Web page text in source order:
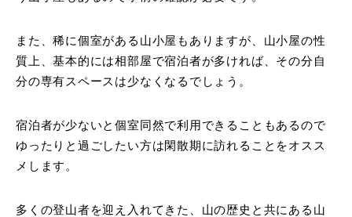
また、稀に個室がある山小屋もありますが、山小屋の性
質上、基本的には相部屋で宿泊者が多ければ、その分自
分の専有スペースは少なくなるでしょう。
宿泊者が少ないと個室同然で利用できることもあるので
ゆったりと過ごしたい方は閑散期に訪れることをオスス
メします。
多くの登山者を迎え入れてきた、山の歴史と共にある山